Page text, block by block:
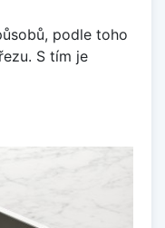
podle toho
S tím je